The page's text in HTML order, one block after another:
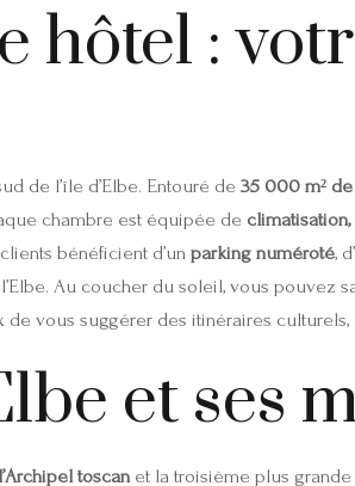
hôtel :
de l’île d’Elbe. Entouré de 35 000 m²
chambre est équipée de
bénéficient d’un parking numéroté,
Au coucher du soleil, vous
vous suggérer des itinéraires
et ses
toscanet la troisième plus grande